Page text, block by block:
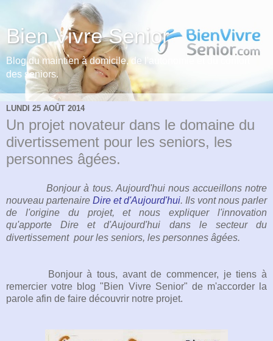
Bien Vivre Senior
Blog du maintien à domicile, de l'autonomie et du confort
des seniors.
LUNDI 25 AOÛT 2014
Un projet novateur dans le domaine du
divertissement pour les seniors, les
personnes âgées.
Bonjour à tous. Aujourd'hui nous accueillons notre
nouveau partenaire Dire et d'Aujourd'hui. Ils vont nous parler
de l'origine du projet, et nous expliquer l'innovation
qu'apporteDire et d'Aujourd'hui dans le secteur du
divertissement pour les seniors, les personnes âgées.
Bonjour à tous, avant de commencer, je tiens à
remercier votre blog "Bien Vivre Senior" de m'accorder la
parole afin de faire découvrir notre projet.